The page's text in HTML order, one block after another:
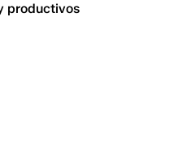
productivos